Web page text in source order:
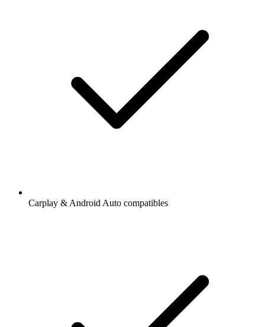
Carplay & Android Auto compatibles